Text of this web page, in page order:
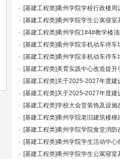
·
[基建工程类]衢州学院学校行政楼周
·
[基建工程类]衢州学院学生公寓寝
·
[基建工程类]衢州学院1#4#教学楼
·
[基建工程类]衢州学院非机动车停
·
[基建工程类]衢州学院非机动车停
·
[基建工程类]美育实践中心改造提
·
[基建工程类]关于2025-2027年度
·
[基建工程类]关于2025-2027年度
·
[基建工程类]学校大会堂装饰及设
·
[基建工程类]衢州学院老旧建筑楼
·
[基建工程类]衢州学院学院食堂消
·
[基建工程类]衢州学院学生活动中
·
[基建工程类]衢州学院学生公寓寝